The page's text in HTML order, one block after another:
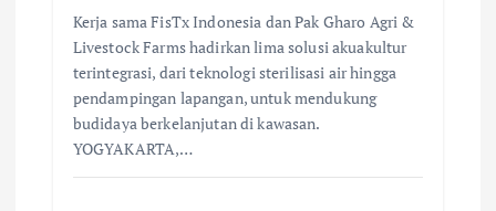
Kerja sama FisTx Indonesia dan Pak Gharo Agri &
Livestock Farms hadirkan lima solusi akuakultur
terintegrasi, dari teknologi sterilisasi air hingga
pendampingan lapangan, untuk mendukung
budidaya berkelanjutan di kawasan.
YOGYAKARTA,…